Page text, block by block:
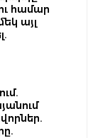
համար
այլ